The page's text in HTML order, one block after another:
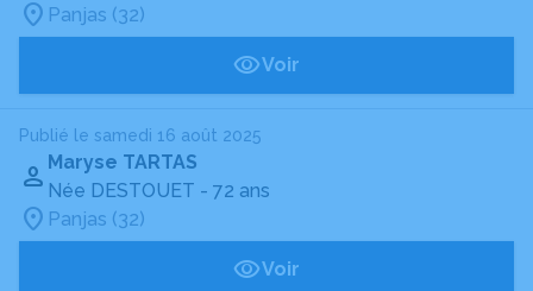
Panjas (32)
Voir
Publié le samedi 16 août 2025
Maryse TARTAS
Née DESTOUET - 72 ans
Panjas (32)
Voir